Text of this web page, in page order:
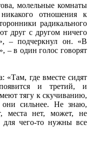
молельные комнаты
отношения к
радикального
друг с другом ничего
– подчеркнул он. «В
– в один голос говорят
«Там, где вместе сидят
и третий, и
тягу к скучиванию,
сильнее. Не знаю,
места нет, может, не
чего-то нужны все